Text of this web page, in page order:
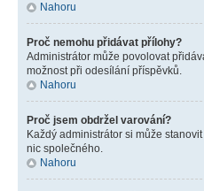
Nahoru
Proč nemohu přidávat přílohy?
Administrátor může povolovat
možnost při odesílání příspěvků.
Nahoru
Proč jsem obdržel varování?
Každý administrátor si může
nic společného.
Nahoru